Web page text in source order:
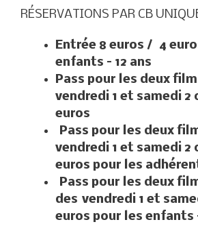
RÉSERVATIONS PAR CB
Entrée 8 euros / 4
enfants – 12 ans
Pass pour les deux
vendredi 1 et samedi 2
euros
Pass pour les deux
vendredi 1 et samedi 2
euros pour les
Pass pour les deux
des vendredi 1 et
euros pour les enfants